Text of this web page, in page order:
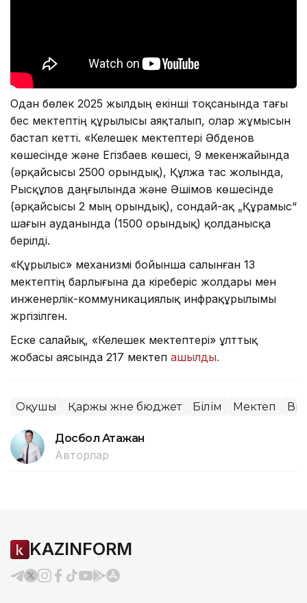
Одан бөлек 2025 жылдың екінші тоқсанында тағы
бес мектептің құрылысы аяқталып, олар жұмысын
бастап кетті. «Келешек мектептері Әбденов
көшесінде және Егізбаев көшесі, 9 мекенжайында
(әрқайсысы 2500 орындық), Құлжа тас жолында,
Рысқұлов даңғылында және Әшімов көшесінде
(әрқайсысы 2 мың орындық), сондай-ақ „Құрамыс“
шағын ауданында (1500 орындық) қолданысқа
берілді.
«Құрылыс» механизмі бойынша салынған 13
мектептің барлығына да кіреберіс жолдары мен
инженерлік-коммуникациялық инфрақұрылымы
жүргізілген.
Еске салайық, «Келешек мектептері» ұлттық
жобасы аясында 217 мектеп ашылды.
Оқушы Қаржы және бюджет Білім Мектеп
Досбол Атажан
Авторлар
KAZINFORM